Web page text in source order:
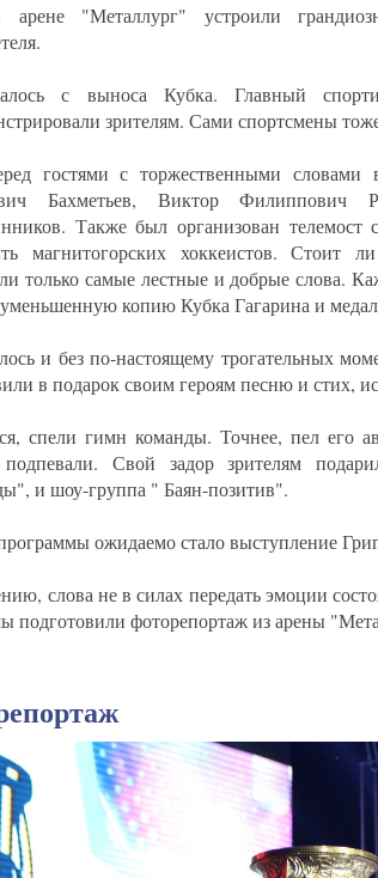
"Металлург" устроили
с выноса Кубка. Главный
зрителям. Сами спортсмены
гостями с торжественными
Бахметьев, Виктор Филиппович
Также был организован
магнитогорских хоккеистов. Стоит
только самые лестные и добрые слова.
копию Кубка Гагарина и
и без по-настоящему трогательных
в подарок своим героям песню и стих,
спели гимн команды. Точнее, пел его
Свой задор зрителям
и шоу-группа " Баян-позитив".
ожидаемо стало выступление
слова не в силах передать эмоции
подготовили фоторепортаж из арены